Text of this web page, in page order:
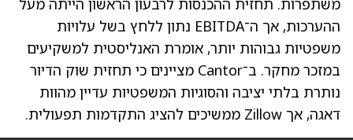
ההערכות, אך ה־EBITDA נתון ללחץ בשל עלויות
משפטיות גבוהות יותר, אומרת האנליסטית למשקיעים
במזכר מחקר. ב־Cantor מציינים כי תחזית שוק הדיור
נותרת בלתי יציבה והסוגיות המשפטיות עדיין מהוות
דאגה, אך Zillow ממשיכים להציג התקדמות תפעולית.